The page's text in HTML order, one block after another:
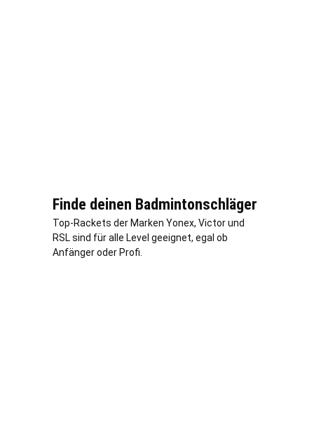
Finde deinen Badmintonschläger
Top-Rackets der Marken Yonex, Victor und
RSL sind für alle Level geeignet, egal ob
Anfänger oder Profi.